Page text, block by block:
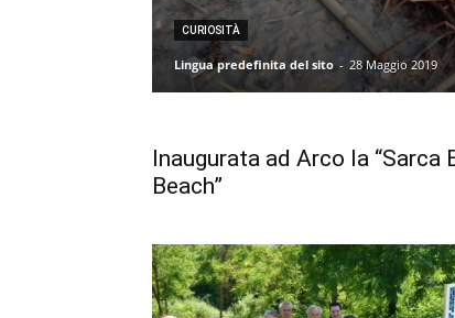
CURIOSITÀ
Lingua predefinita del sito - 28 Maggio 2019
Inaugurata ad Arco la “Sarca
Beach”